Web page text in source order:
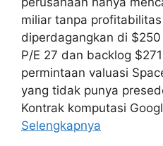
miliar tanpa
diperdagangkan di
P/E 27 dan backlog
permintaan valuasi
yang tidak punya
Kontrak komputasi
Selengkapnya